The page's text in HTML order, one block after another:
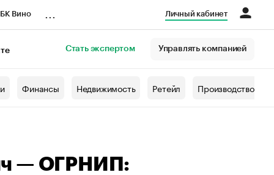
Вино Личный кабинет
Стать экспертом Управлять компанией
Финансы Недвижимость Ретейл Производство
— ОГРНИП: